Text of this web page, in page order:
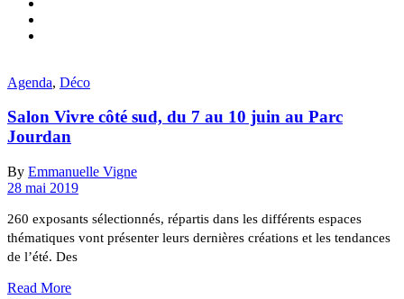
Agenda, Déco
Salon Vivre côté sud, du 7 au 10 juin au Parc
Jourdan
By Emmanuelle Vigne
28 mai 2019
260 exposants sélectionnés, répartis dans les différents espaces
thématiques vont présenter leurs dernières créations et les tendances
de l’été. Des
Read More